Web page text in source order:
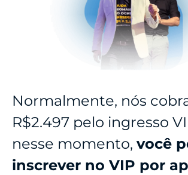
Normalmente, nós
R$2.497 pelo ingresso
nesse momento, você
inscrever no VIP por